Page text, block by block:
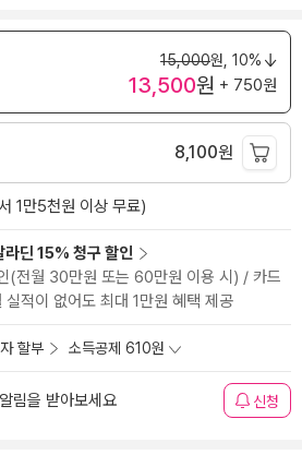
15,000원, 10%
13,500원 + 750원
8,100원
1만5천원 이상 무료)
라딘 15% 청구 할인
(전월 30만원 또는 60만원 이용 시) / 카드
적이 없어도 최대 1만원 혜택 제공
할부 소득공제 610원
림을 받아보세요 신청